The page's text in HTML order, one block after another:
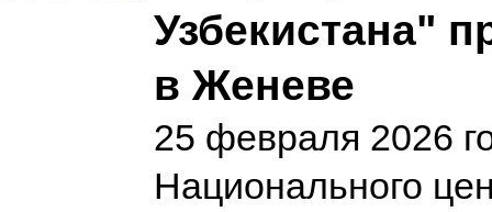
Узбекистана"
в Женеве
25 февраля 2026
Национального